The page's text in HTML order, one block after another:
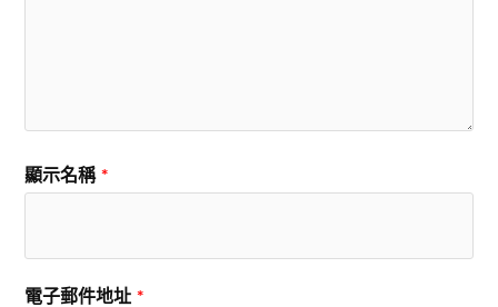
顯示名稱 *
電子郵件地址 *